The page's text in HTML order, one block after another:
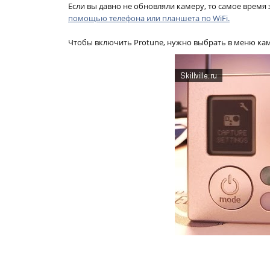
Если вы давно не обновляли камеру, то самое
помощью телефона или планшета по WiFi.
Чтобы включить Protune, нужно выбрать в меню